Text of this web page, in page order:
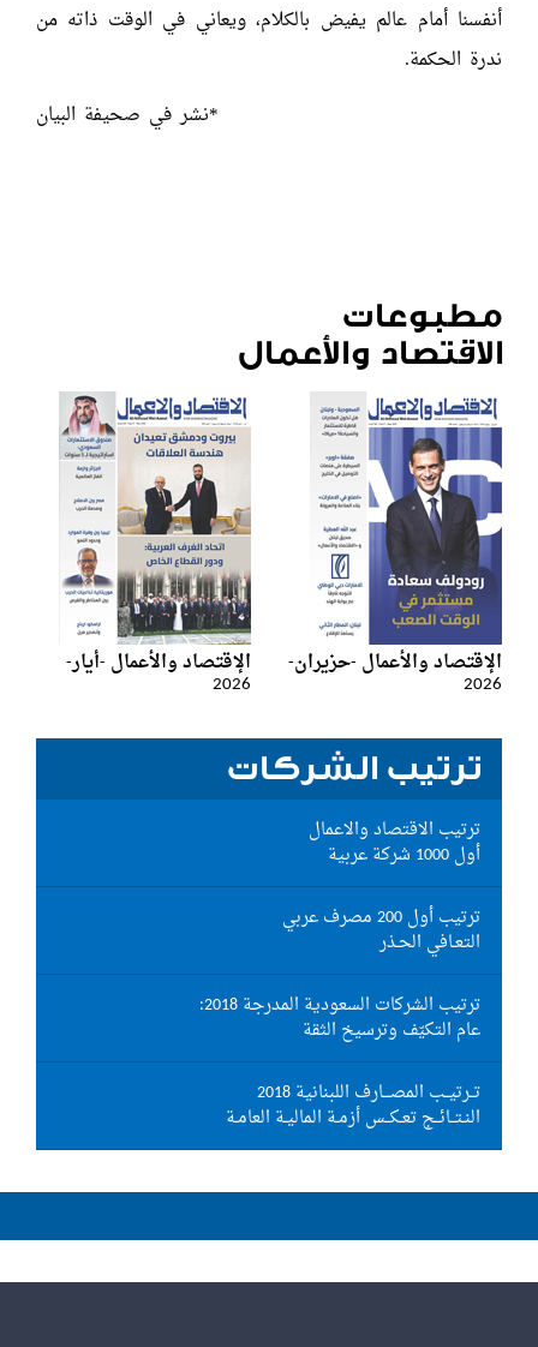
أنفسنا أمام عالم يفيض بالكلام، ويعاني في الوقت ذاته من
ندرة الحكمة.
*نشر في صحيفة البيان
مطبوعات
الاقتصاد والأعمال
الإقتصاد والأعمال -حزيران-
2026
الإقتصاد والأعمال -أيار-
2026
ترتيب الشركات
ترتيب الاقتصاد والاعمال
أول 1000 شركة عربية
ترتيب أول 200 مصرف عربي
التعـافي الحـذر
ترتيب الشركات السعودية المدرجة 2018:
عام التكيّف وترسيخ الثقة
تــرتيــب المصـــارف اللبنانية 2018
النـتــائــج تعـكــس أزمـة الماليـة العامـة